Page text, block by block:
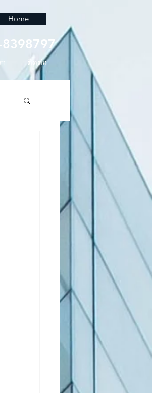
Home
8398797
ติดต่อ